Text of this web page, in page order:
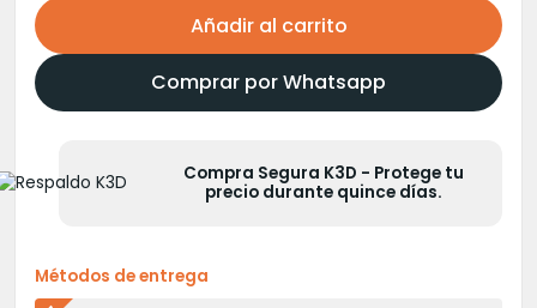
Añadir al carrito
Comprar por Whatsapp
Compra Segura K3D - Protege tu
precio durante quince días.
Métodos de entrega